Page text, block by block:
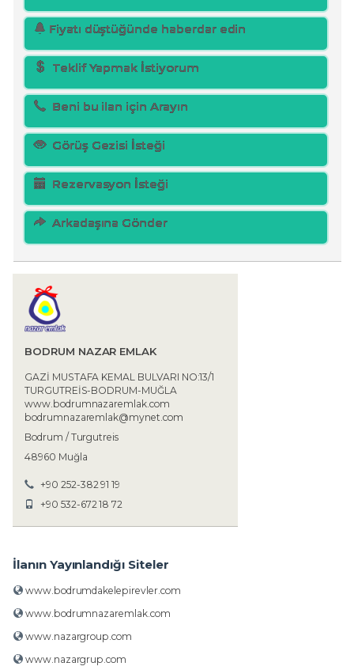
Fiyatı düştüğünde haberdar edin
Teklif Yapmak İstiyorum
Beni bu ilan için Arayın
Görüş Gezisi İsteği
Rezervasyon İsteği
Arkadaşına Gönder
BODRUM NAZAR EMLAK
GAZİ MUSTAFA KEMAL BULVARI NO:13/1
TURGUTREİS-BODRUM-MUĞLA
www.bodrumnazaremlak.com
bodrumnazaremlak@mynet.com
Bodrum / Turgutreis
48960 Muğla
+90 252-382 91 19
+90 532-672 18 72
İlanın Yayınlandığı Siteler
www.bodrumdakelepirevler.com
www.bodrumnazaremlak.com
www.nazargroup.com
www.nazargrup.com